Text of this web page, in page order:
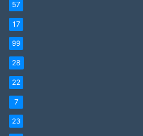
57
17
99
28
22
7
23